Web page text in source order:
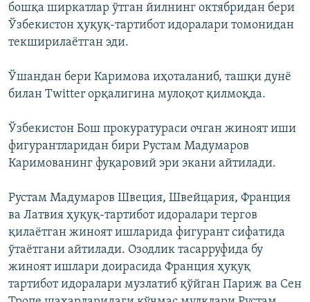
бошқа ширкатлар ўтган йилнинг октябридан бери
Ўзбекистон ҳуқуқ-тартибот идоралари томонидан
текширилаётган эди.
Ўшандан бери Каримова иҳоталаниб, ташқи дунё
билан Twitter орқалигина мулоқот қилмоқда.
Ўзбекистон Бош прокуратураси очган жиноят иши
фигурантларидан бири Рустам Мадумаров
Каримованинг фуқаровий эри экани айтилади.
Рустам Мадумаров Швеция, Швейцария, Франция
ва Латвия ҳуқуқ-тартибот идоралари тергов
қилаётган жиноят ишларида фигурант сифатида
ўтаётгани айтилади. Озодлик тасарруфида бу
жиноят ишлари доирасида Франция ҳуқуқ
тартибот идоралари музлатиб қўйган Париж ва Сен